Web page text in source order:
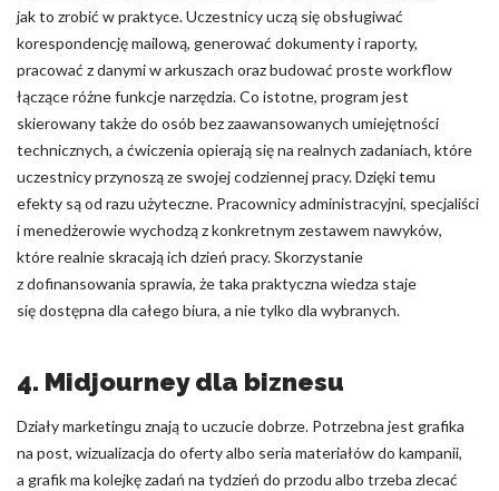
jak to zrobić w praktyce. Uczestnicy uczą się obsługiwać
korespondencję mailową, generować dokumenty i raporty,
pracować z danymi w arkuszach oraz budować proste workflow
łączące różne funkcje narzędzia. Co istotne, program jest
skierowany także do osób bez zaawansowanych umiejętności
technicznych, a ćwiczenia opierają się na realnych zadaniach, które
uczestnicy przynoszą ze swojej codziennej pracy. Dzięki temu
efekty są od razu użyteczne. Pracownicy administracyjni, specjaliści
i menedżerowie wychodzą z konkretnym zestawem nawyków,
które realnie skracają ich dzień pracy. Skorzystanie
z dofinansowania sprawia, że taka praktyczna wiedza staje
się dostępna dla całego biura, a nie tylko dla wybranych.
4. Midjourney dla biznesu
Działy marketingu znają to uczucie dobrze. Potrzebna jest grafika
na post, wizualizacja do oferty albo seria materiałów do kampanii,
a grafik ma kolejkę zadań na tydzień do przodu albo trzeba zlecać